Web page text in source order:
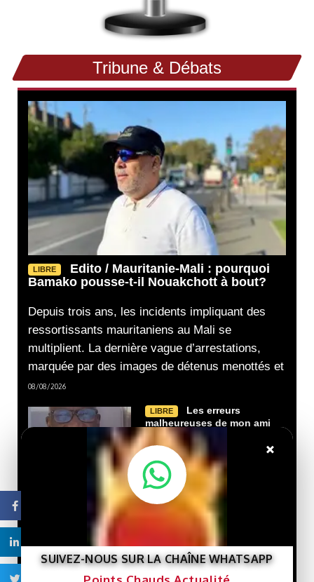
Tribune & Débats
LIBRE
Edito / Mauritanie-Mali : pourquoi
Bamako pousse-t-il Nouakchott à bout?
Depuis trois ans, les incidents impliquant des
ressortissants mauritaniens au Mali se
multiplient. La dernière vague d’arrestations,
marquée par des images de détenus menottés et
08/08/2026
LIBRE
Les erreurs
malheureuses de mon ami
Cheikh Tidiane GADIO Par
Gourmo Abdoul LO
02/08/2026
LIBRE
Nouveau livre :
« Gaza et le destin de la
Palestine »… Une lecture
de l’histoire de la cause
palestinienne depuis la
porte de Gaza.
29/07/2026
×
SUIVEZ-NOUS SUR LA CHAÎNE WHATSAPP